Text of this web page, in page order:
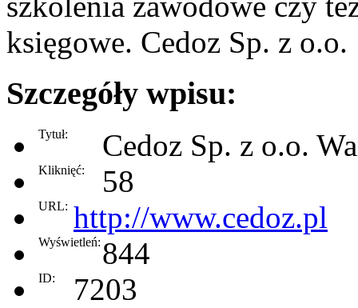
księgowe. Cedoz Sp. z o.o.
Szczegóły wpisu:
Tytuł: Cedoz Sp. z o.o.
Kliknięć: 58
URL: http://www.cedoz.pl
Wyświetleń: 844
ID: 7203